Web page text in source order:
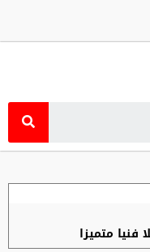
فنيا متميزا